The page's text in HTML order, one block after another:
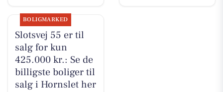
BOLIGMARKED
Slotsvej 55 er til
salg for kun
425.000 kr.: Se de
billigste boliger til
salg i Hornslet her